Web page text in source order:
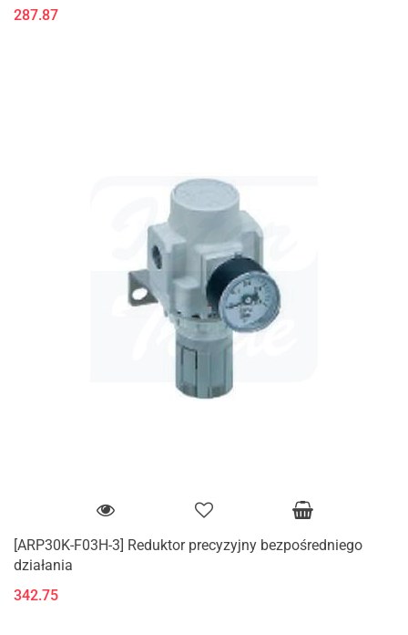
287.87
[ARP30K-F03H-3] Reduktor precyzyjny bezpośredniego
działania
342.75